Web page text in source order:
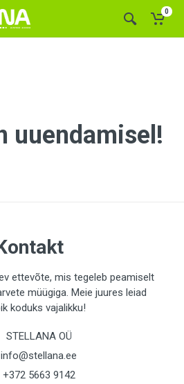
0
uuendamisel!
ettevõte, mis tegeleb peamiselt
müügiga. Meie juures leiad
koduks vajalikku!
STELLANA OÜ
info@stellana.ee
+372 5663 9142